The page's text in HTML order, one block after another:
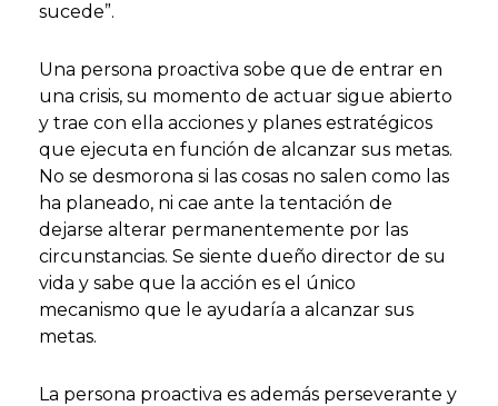
sucede”.
Una persona proactiva sobe que de entrar en
una crisis, su momento de actuar sigue abierto
y trae con ella acciones y planes estratégicos
que ejecuta en función de alcanzar sus metas.
No se desmorona si las cosas no salen como las
ha planeado, ni cae ante la tentación de
dejarse alterar permanentemente por las
circunstancias. Se siente dueño director de su
vida y sabe que la acción es el único
mecanismo que le ayudaría a alcanzar sus
metas.
La persona proactiva es además perseverante y